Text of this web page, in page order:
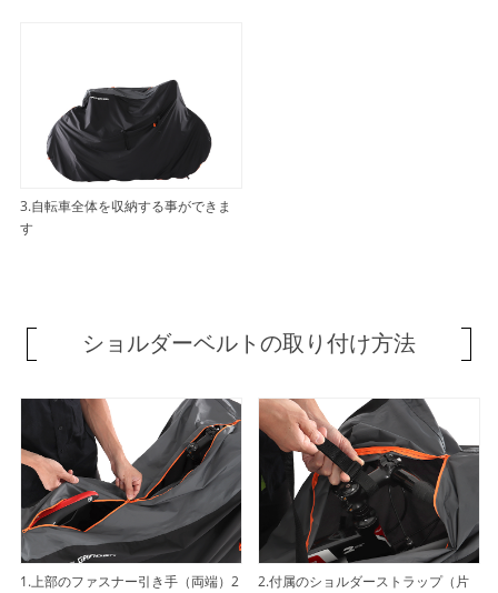
3.自転車全体を収納する事ができま
す
ショルダーベルトの取り付け方法
1.上部のファスナー引き手（両端）2
2.付属のショルダーストラップ（片